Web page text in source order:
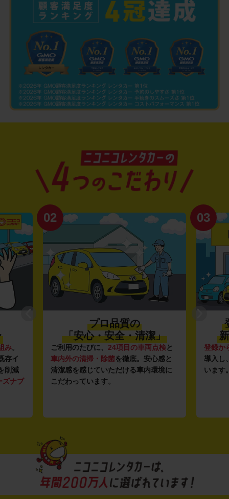
み。
存イ
削減
ズナブ
02
プロ品質の
「安心・安全・清潔」
ご利用のたびに、 24項目の車両点検と
車内外の清掃・除菌を徹底。安心感と
清潔感を感じていただける車内環境に
こだわっています。
03
登録か
導入し
います